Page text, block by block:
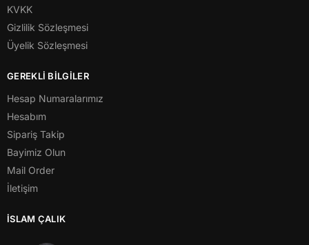
KVKK
Gizlilik Sözleşmesi
Üyelik Sözleşmesi
GEREKLİ BİLGİLER
Hesap Numaralarımız
Hesabım
Sipariş Takip
Bayimiz Olun
Mail Order
İletişim
İSLAM ÇALIK